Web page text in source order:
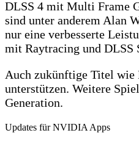
DLSS 4 mit Multi Frame
sind unter anderem Alan
nur eine verbesserte
mit Raytracing und DLSS
Auch zukünftige Titel wie
unterstützen. Weitere
Generation.
Updates für NVIDIA Apps